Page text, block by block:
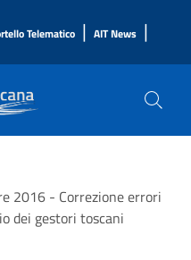
Telematico | AIT News |
2016 - Correzione errori
dei gestori toscani